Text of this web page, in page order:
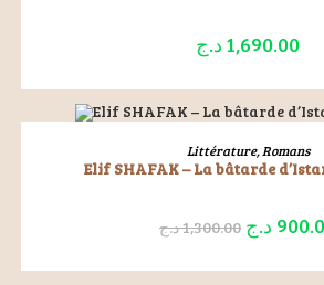
1,690.00 د.ج
LIRE LA SUITE
Littérature,Romans
Elif SHAFAK – La bâtarde
1,300.00د.ج د.ج